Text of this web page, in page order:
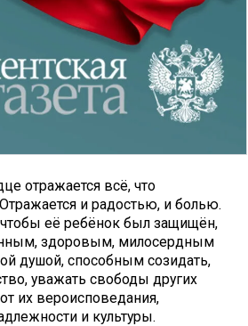
отражается всё, что
и радостью, и болью.
её ребёнок был защищён,
здоровым, милосердным
душой, способным созидать,
уважать свободы других
их вероисповедания,
и культуры.